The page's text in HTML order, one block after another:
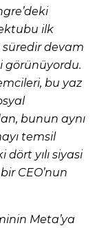
ilk
süredir devam
görünüyordu.
bu yaz
bunun aynı
temsil
yılı siyasi
CEO’nun
Meta’ya